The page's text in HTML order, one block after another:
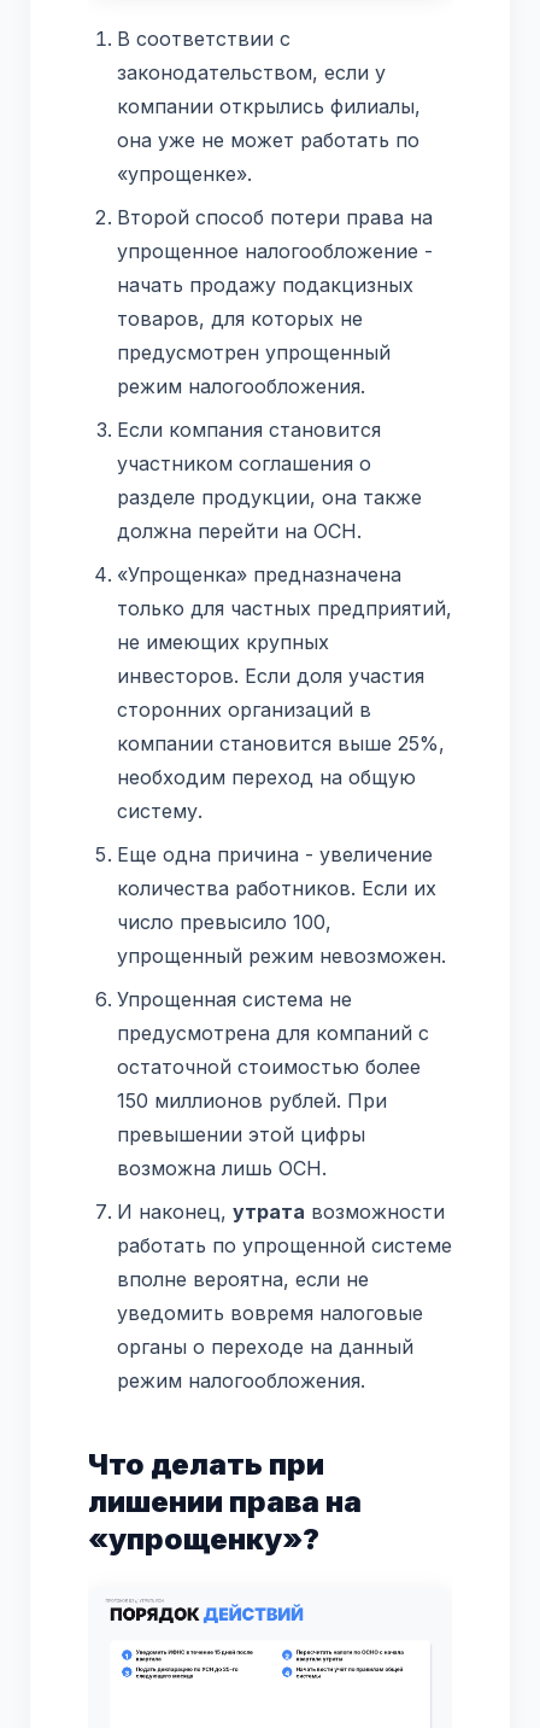
В соответствии с
законодательством, если у
компании открылись филиалы,
она уже не может работать по
«упрощенке».
Второй способ потери права на
упрощенное налогообложение -
начать продажу подакцизных
товаров, для которых не
предусмотрен упрощенный
режим налогообложения.
Если компания становится
участником соглашения о
разделе продукции, она также
должна перейти на ОСН.
«Упрощенка» предназначена
только для частных предприятий,
не имеющих крупных
инвесторов. Если доля участия
сторонних организаций в
компании становится выше 25%,
необходим переход на общую
систему.
Еще одна причина - увеличение
количества работников. Если их
число превысило 100,
упрощенный режим невозможен.
Упрощенная система не
предусмотрена для компаний с
остаточной стоимостью более
150 миллионов рублей. При
превышении этой цифры
возможна лишь ОСН.
И наконец, утрата возможности
работать по упрощенной системе
вполне вероятна, если не
уведомить вовремя налоговые
органы о переходе на данный
режим налогообложения.
Что делать при
лишении права на
«упрощенку»?